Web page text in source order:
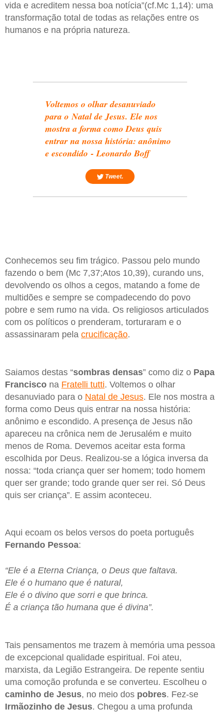
vida e acreditem nessa boa notícia”(cf.Mc 1,14): uma
transformação total de todas as relações entre os
humanos e na própria natureza.
Voltemos o olhar desanuviado
para o Natal de Jesus. Ele nos
mostra a forma como Deus quis
entrar na nossa história: anônimo
e escondido - Leonardo Boff
Tweet.
Conhecemos seu fim trágico. Passou pelo mundo
fazendo o bem (Mc 7,37;Atos 10,39), curando uns,
devolvendo os olhos a cegos, matando a fome de
multidões e sempre se compadecendo do povo
pobre e sem rumo na vida. Os religiosos articulados
com os políticos o prenderam, torturaram e o
assassinaram pela crucificação.
Saiamos destas “sombras densas” como diz o Papa
Francisco na Fratelli tutti. Voltemos o olhar
desanuviado para o Natal de Jesus. Ele nos mostra a
forma como Deus quis entrar na nossa história:
anônimo e escondido. A presença de Jesus não
apareceu na crônica nem de Jerusalém e muito
menos de Roma. Devemos aceitar esta forma
escolhida por Deus. Realizou-se a lógica inversa da
nossa: “toda criança quer ser homem; todo homem
quer ser grande; todo grande quer ser rei. Só Deus
quis ser criança”. E assim aconteceu.
Aqui ecoam os belos versos do poeta português
Fernando Pessoa:
“Ele é a Eterna Criança, o Deus que faltava.
Ele é o humano que é natural,
Ele é o divino que sorri e que brinca.
É a criança tão humana que é divina”.
Tais pensamentos me trazem à memória uma pessoa
de excepcional qualidade espiritual. Foi ateu,
marxista, da Legião Estrangeira. De repente sentiu
uma comoção profunda e se converteu. Escolheu o
caminho de Jesus, no meio dos pobres. Fez-se
Irmãozinho de Jesus. Chegou a uma profunda